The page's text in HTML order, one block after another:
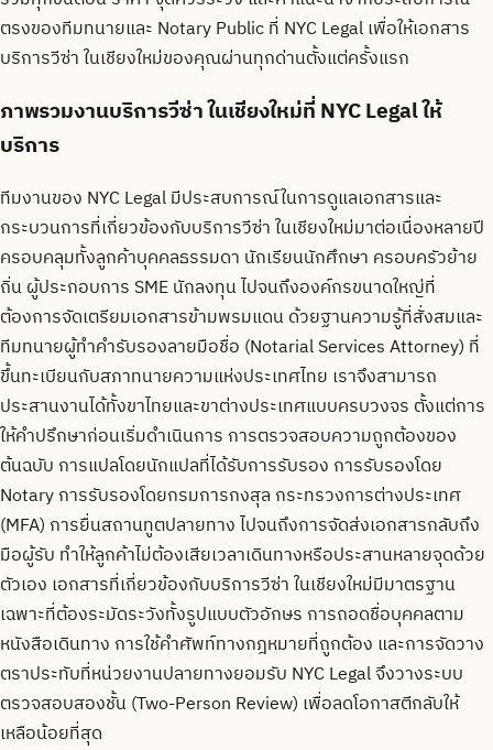
ตรงของทีมทนายและ Notary Public ที่ NYC Legal เพื่อให้เอกสาร
บริการวีซ่า ในเชียงใหม่ของคุณผ่านทุกด่านตั้งแต่ครั้งแรก
ภาพรวมงานบริการวีซ่า ในเชียงใหม่ที่ NYC Legal ให้
บริการ
ทีมงานของ NYC Legal มีประสบการณ์ในการดูแลเอกสารและ
กระบวนการที่เกี่ยวข้องกับบริการวีซ่า ในเชียงใหม่มาต่อเนื่องหลายปี
ครอบคลุมทั้งลูกค้าบุคคลธรรมดา นักเรียนนักศึกษา ครอบครัวย้าย
ถิ่น ผู้ประกอบการ SME นักลงทุน ไปจนถึงองค์กรขนาดใหญ่ที่
ต้องการจัดเตรียมเอกสารข้ามพรมแดน ด้วยฐานความรู้ที่สั่งสมและ
ทีมทนายผู้ทำคำรับรองลายมือชื่อ (Notarial Services Attorney) ที่
ขึ้นทะเบียนกับสภาทนายความแห่งประเทศไทย เราจึงสามารถ
ประสานงานได้ทั้งขาไทยและขาต่างประเทศแบบครบวงจร ตั้งแต่การ
ให้คำปรึกษาก่อนเริ่มดำเนินการ การตรวจสอบความถูกต้องของ
ต้นฉบับ การแปลโดยนักแปลที่ได้รับการรับรอง การรับรองโดย
Notary การรับรองโดยกรมการกงสุล กระทรวงการต่างประเทศ
(MFA) การยื่นสถานทูตปลายทาง ไปจนถึงการจัดส่งเอกสารกลับถึง
มือผู้รับ ทำให้ลูกค้าไม่ต้องเสียเวลาเดินทางหรือประสานหลายจุดด้วย
ตัวเอง เอกสารที่เกี่ยวข้องกับบริการวีซ่า ในเชียงใหม่มีมาตรฐาน
เฉพาะที่ต้องระมัดระวังทั้งรูปแบบตัวอักษร การถอดชื่อบุคคลตาม
หนังสือเดินทาง การใช้คำศัพท์ทางกฎหมายที่ถูกต้อง และการจัดวาง
ตราประทับที่หน่วยงานปลายทางยอมรับ NYC Legal จึงวางระบบ
ตรวจสอบสองชั้น (Two-Person Review) เพื่อลดโอกาสตีกลับให้
เหลือน้อยที่สุด